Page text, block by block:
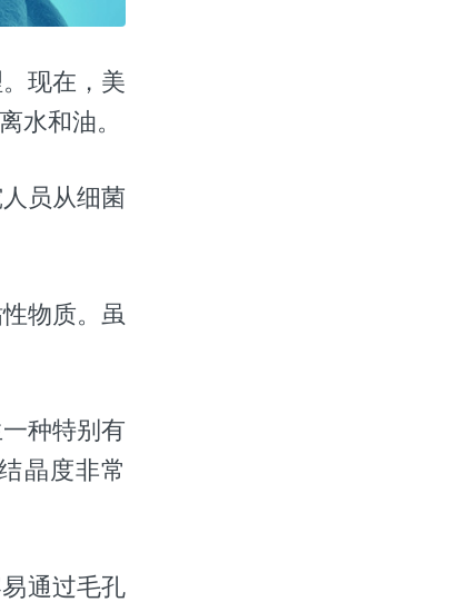
现在，美
水和油。
员从细菌
物质。虽
种特别有
晶度非常
通过毛孔